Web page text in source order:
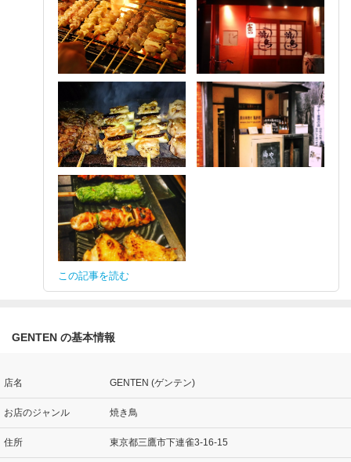
この記事を読む
GENTEN の基本情報
店名 GENTEN (ゲンテン)
お店のジャンル 焼き鳥
住所 東京都三鷹市下連雀3-16-15